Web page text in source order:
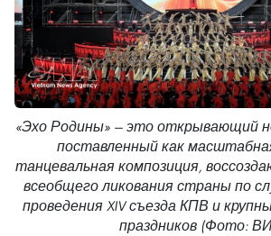
«Эхо Родины» — это открывающий
поставленный как
танцевальная композиция,
всеобщего ликования страны по
проведения XIV съезда КПВ и
праздников (Фото: